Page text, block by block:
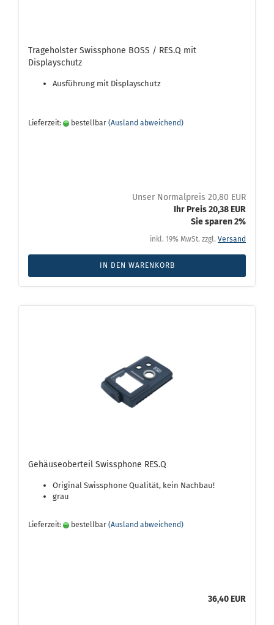
Trageholster Swissphone BOSS / RES.Q mit
Displayschutz
Ausführung mit Displayschutz
Lieferzeit: bestellbar (Ausland abweichend)
Unser Normalpreis 20,80 EUR
Ihr Preis 20,38 EUR
Sie sparen 2%
inkl. 19% MwSt. zzgl. Versand
IN DEN WARENKORB
Gehäuseoberteil Swissphone RES.Q
Original Swissphone Qualität, kein Nachbau!
grau
Lieferzeit: bestellbar (Ausland abweichend)
36,40 EUR